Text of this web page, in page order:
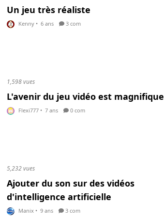
Un jeu très réaliste
Kenny • 6 ans 3 com
1,598 vues
L'avenir du jeu vidéo est magnifique
Flexi777 • 7 ans 0 com
5,232 vues
Ajouter du son sur des vidéos
d'intelligence artificielle
Manix • 9 ans 3 com